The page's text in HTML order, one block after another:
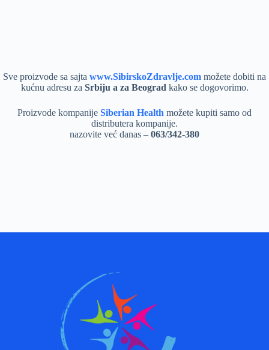
Sve proizvode sa sajta www.SibirskoZdravlje.com možete dobiti na
kućnu adresu za Srbiju a za Beograd kako se dogovorimo.
Proizvode kompanije Siberian Health možete kupiti samo od
distributera kompanije.
nazovite već danas – 063/342-380